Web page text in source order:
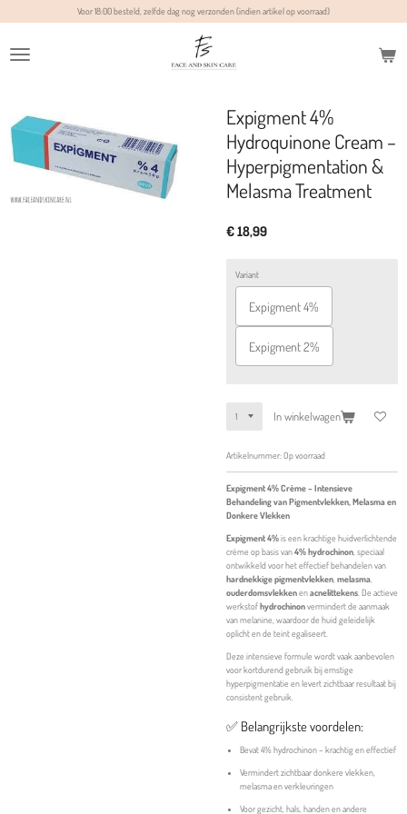
de
Voor 18:00 besteld, zelfde dag nog verzonden (indien artikel op voorraad)
Expigment 4%
Hydroquinone Cream –
Hyperpigmentation &
Melasma Treatment
€ 18,99
Variant
Expigment 4%
Expigment 2%
In winkelwagen
Artikelnummer:Op voorraad
Expigment 4% Crème – Intensieve
Behandeling van Pigmentvlekken, Melasma en
Donkere Vlekken
Expigment 4%is een krachtige huidverlichtende
crème op basis van4% hydrochinon , speciaal
ontwikkeld voor het effectief behandelen van
hardnekkige pigmentvlekken melasma
ouderdomsvlekkenenacnelittekens . De actieve
werkstofhydrochinonvermindert de aanmaak
van melanine, waardoor de huid geleidelijk
oplicht en de teint egaliseert.
Deze intensieve formule wordt vaak aanbevolen
voor kortdurend gebruik bij ernstige
hyperpigmentatie en levert zichtbaar resultaat bij
consistent gebruik.
✅ Belangrijkste voordelen:
Bevat 4% hydrochinon – krachtig en effectief
Vermindert zichtbaar donkere vlekken,
melasma en verkleuringen
Voor gezicht, hals, handen en andere